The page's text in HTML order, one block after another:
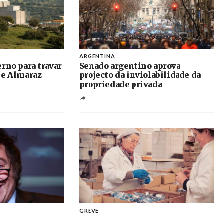
para travar
Almaraz
ARGENTINA
Senado argentino aprova
projecto da inviolabilidade da
propriedade privada
GREVE